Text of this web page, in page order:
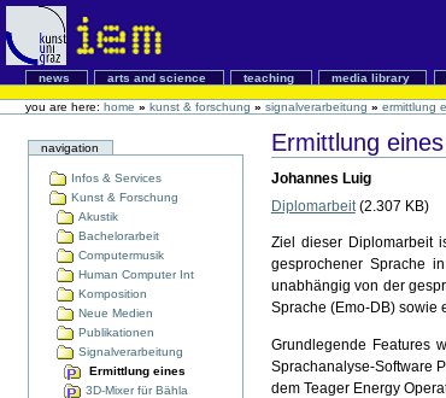
news arts and science teaching media library
you are here: home » kunst & forschung » signalverarbeitung » ermittlung
navigation
Infos & Services
Kunst & Forschung
Akustik
Bachelorarbeit
Computermusik
Human Computer Int
Komposition
Neue Medien
Publikationen
Signalverarbeitung
Ermittlung eines
3D-Mixer für Bähla
Ermittlung
Johannes Luig
Diplomarbeit(2.307 KB)
Ziel dieser Diplomarbeit
gesprochener Sprache
unabhängig von der
Sprache (Emo-DB) sowie
Grundlegende Features
Sprachanalyse-Software
dem Teager Energy